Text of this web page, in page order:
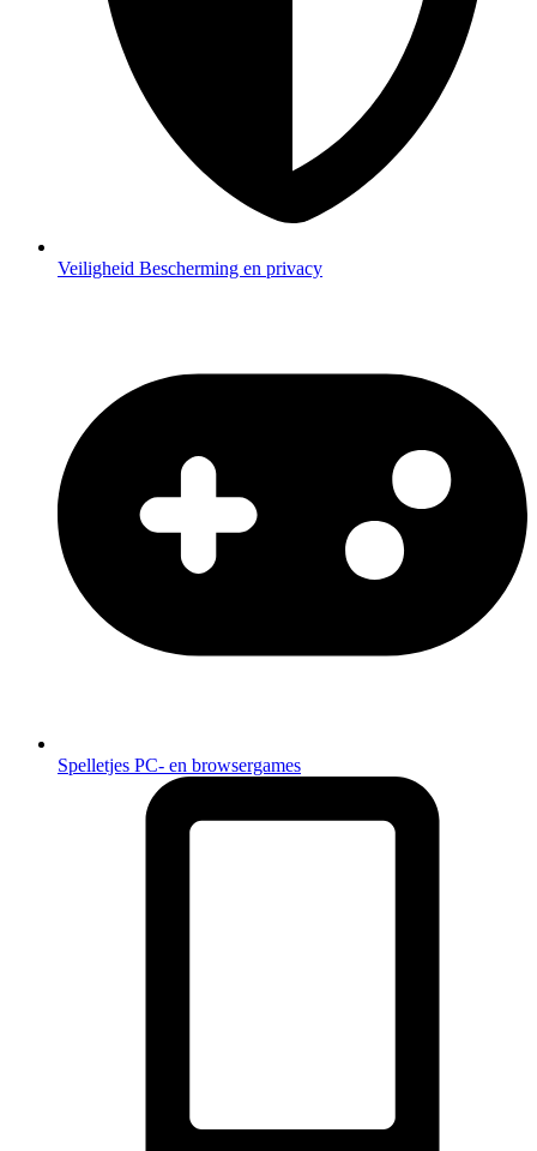
Veiligheid Bescherming en privacy
Spelletjes PC- en browsergames